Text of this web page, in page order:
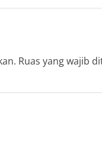
Ruas yang wajib